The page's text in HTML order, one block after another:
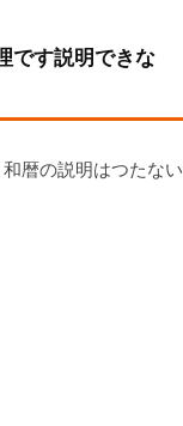
です説明できな
暦の説明はつたない